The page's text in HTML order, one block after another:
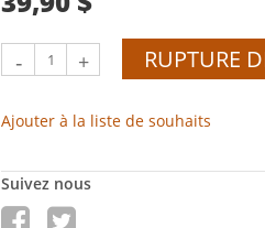
- + RUPTURE
Ajouter à la liste de souhaits
Suivez nous